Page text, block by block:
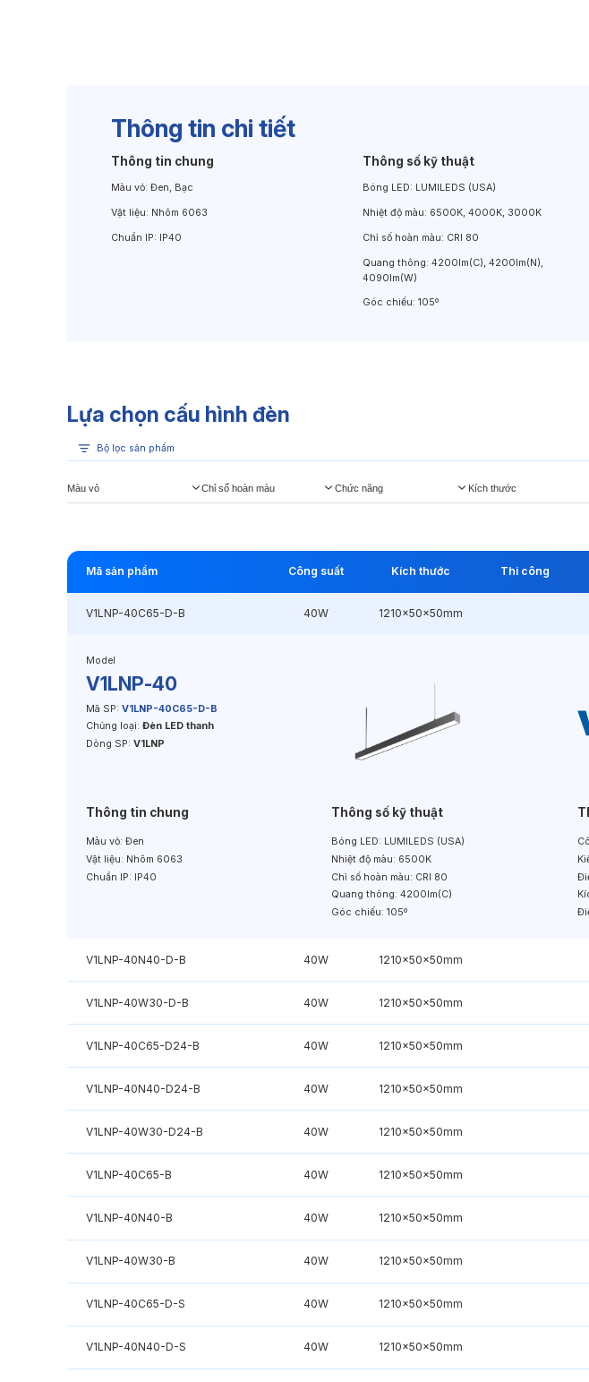
Thông tin chi tiết
Thông tin chung
Màu vỏ: Đen, Bạc
Vật liệu: Nhôm 6063
Chuẩn IP: IP40
Thông số kỹ thuật
Bóng LED: LUMILEDS (USA)
Nhiệt độ màu: 6500K, 4000K, 3000K
Chỉ số hoàn màu: CRI 80
Quang thông: 4200lm(C), 4200lm(N),
4090lm(W)
Góc chiếu: 105º
Lựa chọn cấu hình đèn
Bộ lọc sản phẩm
Màu vỏ Chỉ số hoàn màu Chức năng Kích thước
Mã sản phẩm Công suất Kích thước Thi công
V1LNP-40C65-D-B 40W 1210x50x50mm
Model
V1LNP-40
Mã SP: V1LNP-40C65-D-B
Chủng loại: Đèn LED thanh
Dòng SP: V1LNP
Thông tin chung
Màu vỏ: Đen
Vật liệu: Nhôm 6063
Chuẩn IP: IP40
Thông số kỹ thuật
Bóng LED: LUMILEDS (USA)
Nhiệt độ màu: 6500K
Chỉ số hoàn màu: CRI 80
Quang thông: 4200lm(C)
Góc chiếu: 105º
V1LNP-40N40-D-B 40W 1210x50x50mm
V1LNP-40W30-D-B 40W 1210x50x50mm
V1LNP-40C65-D24-B 40W 1210x50x50mm
V1LNP-40N40-D24-B 40W 1210x50x50mm
V1LNP-40W30-D24-B 40W 1210x50x50mm
V1LNP-40C65-B 40W 1210x50x50mm
V1LNP-40N40-B 40W 1210x50x50mm
V1LNP-40W30-B 40W 1210x50x50mm
V1LNP-40C65-D-S 40W 1210x50x50mm
V1LNP-40N40-D-S 40W 1210x50x50mm